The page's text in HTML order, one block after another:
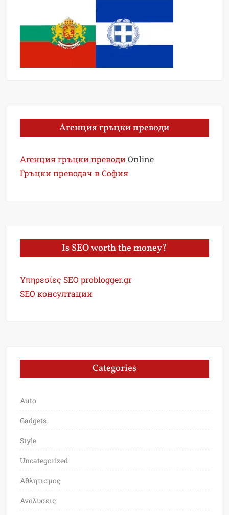
Агенция гръцки преводи
Агенция гръцки преводи Online
Гръцки преводач в София
Is SEO worth the money?
Υπηρεσίες SEO problogger.gr
SEO консултации
Categories
Auto
Gadgets
Style
Uncategorized
Αθλητισμος
Αναλυσεις